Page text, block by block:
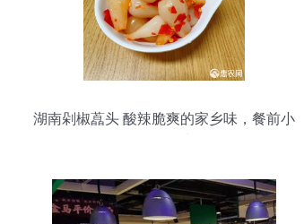
湖南剁椒藠头 酸辣脆爽的家乡味，餐前小